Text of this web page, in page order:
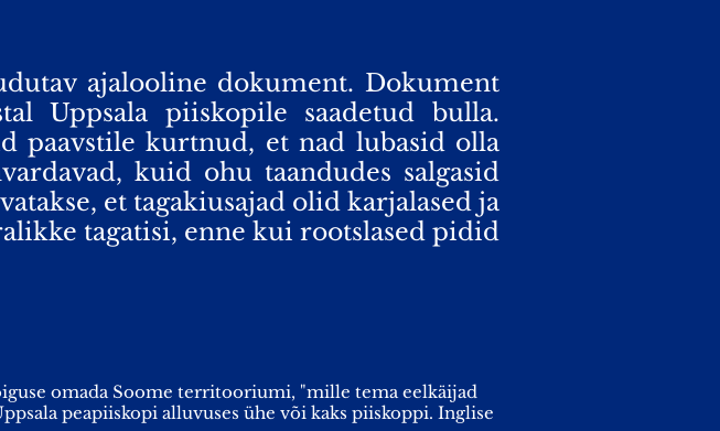
ajalooline dokument. Dokument
Uppsala piiskopile saadetud bulla.
paavstile kurtnud, et nad lubasid olla
kuid ohu taandudes salgasid
et tagakiusajad olid karjalased ja
tagatisi, enne kui rootslased pidid
omada Soome territooriumi, "mille tema eelkäijad
peapiiskopi alluvuses ühe või kaks piiskoppi. Inglise